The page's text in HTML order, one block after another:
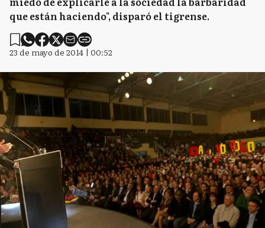
que están haciendo", disparó el tigrense.
23 de mayo de 2014 | 00:52